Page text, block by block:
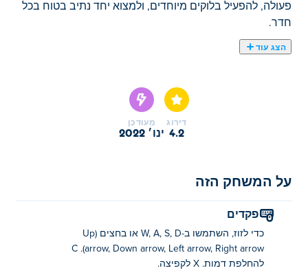
פעולה, להפעיל בלוקים מיוחדים, ולמצוא יחד נתיב בטוח בכל
חדר.
הצג עוד
דירוג
4.2
מְעוּדכָּן
ינו׳ 2022
על המשחק הזה
פקדים
כדי לזוז, השתמשו ב-W, A, S, D או בחצים (Up
arrow, Down arrow, Left arrow, Right arrow). C
להחלפת דמות. X לקפיצה.